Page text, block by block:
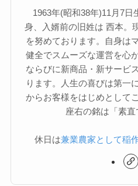
1963年(昭和38年)11月7日
身、入婿前の旧姓は 西本。
を努めております。自身は
健全でスムーズな運営を心
ならびに新商品・新サービ
ります。人生の喜びは第一
からお客様をはじめとして
座右の銘は「素直
休日は兼業農家として稲